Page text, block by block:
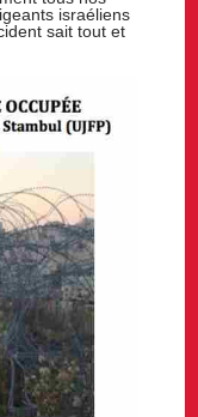
israéliens
sait tout et